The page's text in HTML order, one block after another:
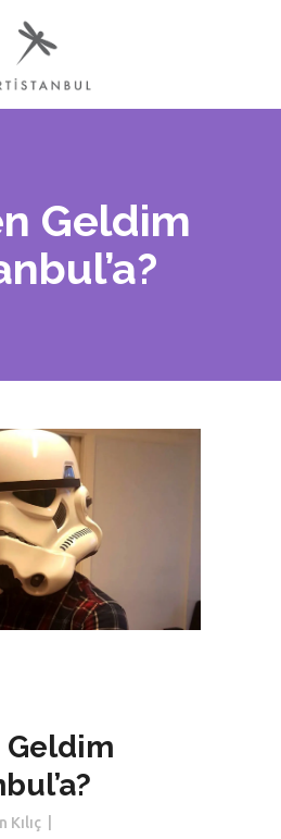
Geldim
Geldim
Kılıç